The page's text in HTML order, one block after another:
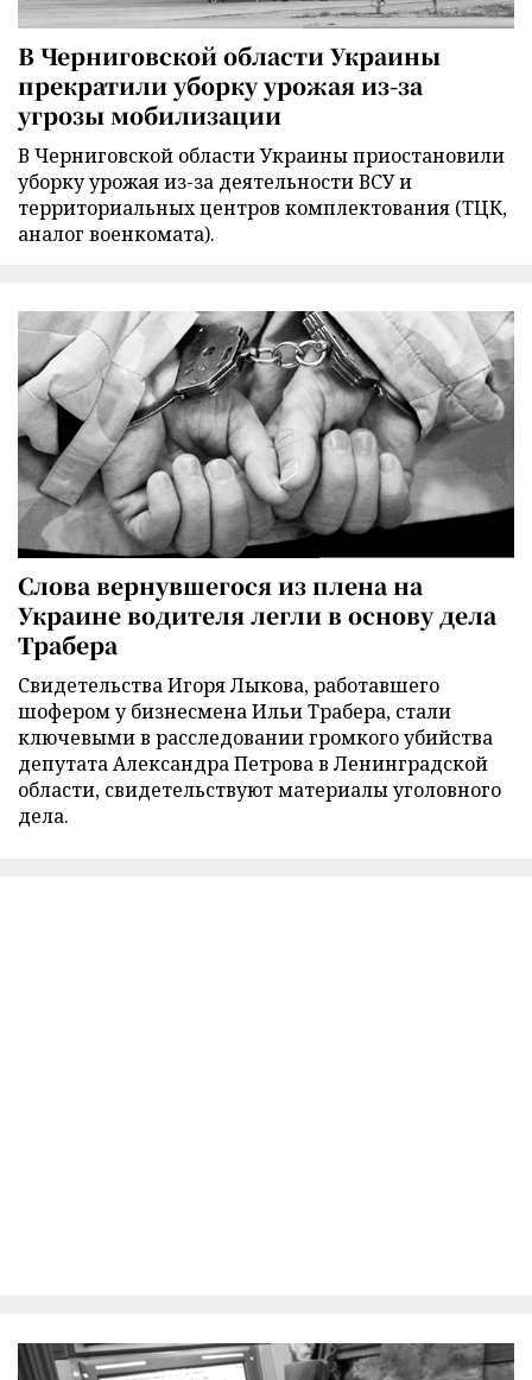
В Черниговской области Украины
прекратили уборку урожая из-за
угрозы мобилизации
В Черниговской области Украины приостановили
уборку урожая из-за деятельности ВСУ и
территориальных центров комплектования (ТЦК,
аналог военкомата).
Слова вернувшегося из плена на
Украине водителя легли в основу дела
Трабера
Свидетельства Игоря Лыкова, работавшего
шофером у бизнесмена Ильи Трабера, стали
ключевыми в расследовании громкого убийства
депутата Александра Петрова в Ленинградской
области, свидетельствуют материалы уголовного
дела.